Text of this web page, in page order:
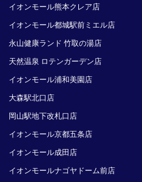
イオンモール熊本クレア店
イオンモール都城駅前ミエル店
永山健康ランド 竹取の湯店
天然温泉 ロテンガーデン店
イオンモール浦和美園店
大森駅北口店
岡山駅地下改札口店
イオンモール京都五条店
イオンモール成田店
イオンモールナゴヤドーム前店